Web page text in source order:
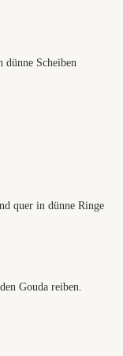
dünne Scheiben
quer in dünne Ringe
Gouda reiben.